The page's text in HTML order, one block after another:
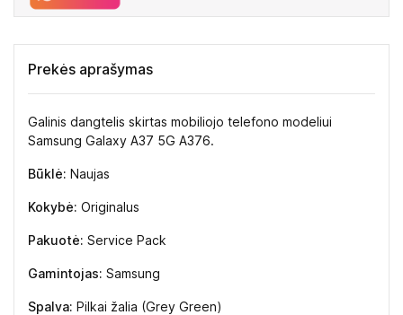
Prekės aprašymas
Galinis dangtelis skirtas mobiliojo telefono modeliui
Samsung Galaxy A37 5G A376.
Būklė: Naujas
Kokybė: Originalus
Pakuotė: Service Pack
Gamintojas: Samsung
Spalva: Pilkai žalia (Grey Green)